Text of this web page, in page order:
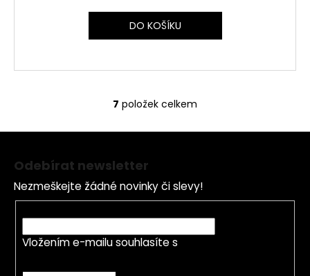
DO KOŠÍKU
O
v
a
c
í
p
r
7 položek celkem
Odebírat newsletter
Nezmeškejte žádné novinky či slevy!
Vložením e-mailu souhlasíte s